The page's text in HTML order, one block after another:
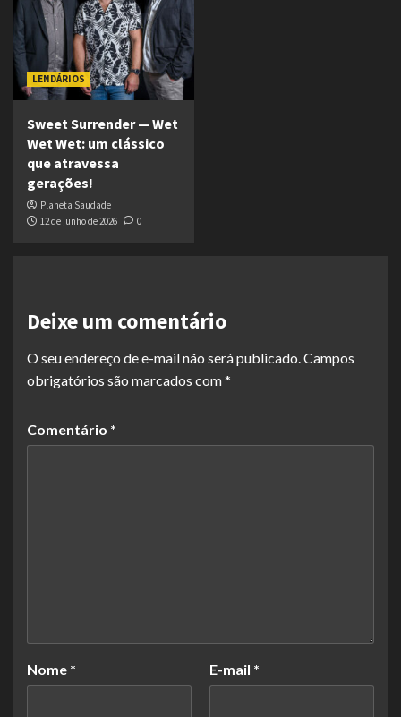
LENDÁRIOS
Sweet Surrender — Wet
Wet Wet: um clássico
que atravessa
gerações!
Planeta Saudade
12 de junho de 2026
0
Deixe um comentário
O seu endereço de e-mail não será publicado.Campos
obrigatórios são marcados com*
Comentário *
Nome * E-mail *